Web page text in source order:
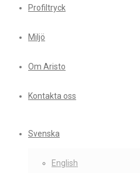
Profiltryck
Miljö
Om Aristo
Kontakta oss
Svenska
English